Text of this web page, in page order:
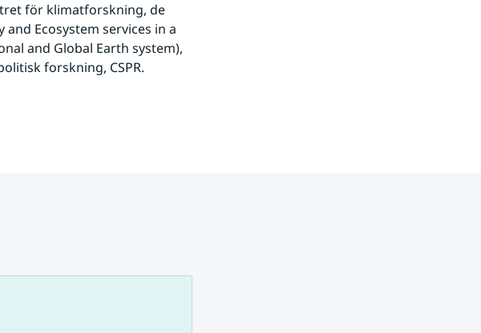
för klimatforskning, de
Ecosystem services in a
and Global Earth system),
forskning, CSPR.